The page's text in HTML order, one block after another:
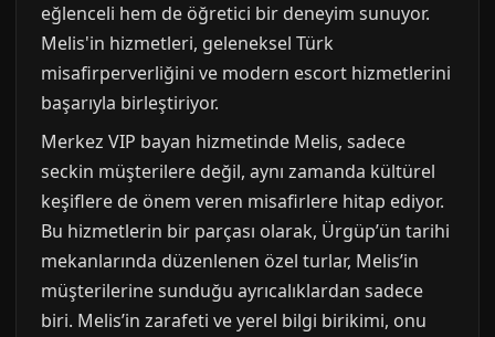
eğlenceli hem de öğretici bir deneyim sunuyor.
Melis'in hizmetleri, geleneksel Türk
misafirperverliğini ve modern escort hizmetlerini
başarıyla birleştiriyor.
Merkez VIP bayan hizmetinde Melis, sadece
seckin müşterilere değil, aynı zamanda kültürel
keşiflere de önem veren misafirlere hitap ediyor.
Bu hizmetlerin bir parçası olarak, Ürgüp’ün tarihi
mekanlarında düzenlenen özel turlar, Melis’in
müşterilerine sunduğu ayrıcalıklardan sadece
biri. Melis’in zarafeti ve yerel bilgi birikimi, onu